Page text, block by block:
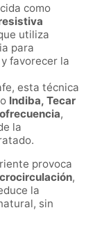
como
utiliza
para
y favorecer la
esta técnica
Indiba, Tecar
,
la
provoca
,
la
sin